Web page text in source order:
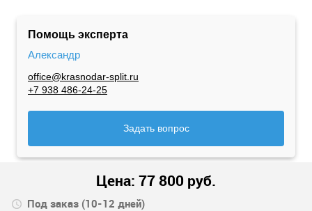
Помощь эксперта
Александр
office@krasnodar-split.ru
+7 938 486-24-25
Задать вопрос
Цена: 77 800 руб.
Под заказ (10-12 дней)